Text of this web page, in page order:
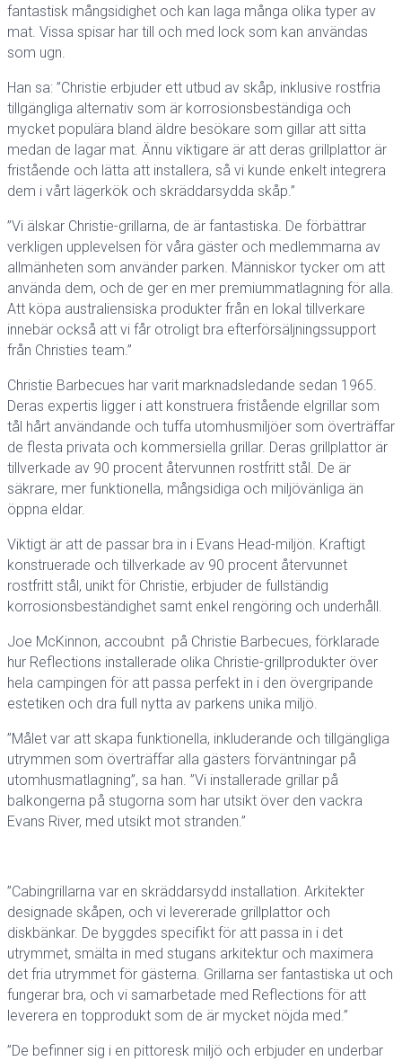
fantastisk mångsidighet och kan laga många olika typer av
mat. Vissa spisar har till och med lock som kan användas
som ugn.
Han sa: ”Christie erbjuder ett utbud av skåp, inklusive rostfria
tillgängliga alternativ som är korrosionsbeständiga och
mycket populära bland äldre besökare som gillar att sitta
medan de lagar mat. Ännu viktigare är att deras grillplattor är
fristående och lätta att installera, så vi kunde enkelt integrera
dem i vårt lägerkök och skräddarsydda skåp.”
”Vi älskar Christie-grillarna, de är fantastiska. De förbättrar
verkligen upplevelsen för våra gäster och medlemmarna av
allmänheten som använder parken. Människor tycker om att
använda dem, och de ger en mer premiummatlagning för alla.
Att köpa australiensiska produkter från en lokal tillverkare
innebär också att vi får otroligt bra efterförsäljningssupport
från Christies team.”
Christie Barbecues har varit marknadsledande sedan 1965.
Deras expertis ligger i att konstruera fristående elgrillar som
tål hårt användande och tuffa utomhusmiljöer som överträffar
de flesta privata och kommersiella grillar. Deras grillplattor är
tillverkade av 90 procent återvunnen rostfritt stål. De är
säkrare, mer funktionella, mångsidiga och miljövänliga än
öppna eldar.
Viktigt är att de passar bra in i Evans Head-miljön. Kraftigt
konstruerade och tillverkade av 90 procent återvunnet
rostfritt stål, unikt för Christie, erbjuder de fullständig
korrosionsbeständighet samt enkel rengöring och underhåll.
Joe McKinnon, accoubnt på Christie Barbecues, förklarade
hur Reflections installerade olika Christie-grillprodukter över
hela campingen för att passa perfekt in i den övergripande
estetiken och dra full nytta av parkens unika miljö.
”Målet var att skapa funktionella, inkluderande och tillgängliga
utrymmen som överträffar alla gästers förväntningar på
utomhusmatlagning”, sa han. ”Vi installerade grillar på
balkongerna på stugorna som har utsikt över den vackra
Evans River, med utsikt mot stranden.”
”Cabingrillarna var en skräddarsydd installation. Arkitekter
designade skåpen, och vi levererade grillplattor och
diskbänkar. De byggdes specifikt för att passa in i det
utrymmet, smälta in med stugans arkitektur och maximera
det fria utrymmet för gästerna. Grillarna ser fantastiska ut och
fungerar bra, och vi samarbetade med Reflections för att
leverera en topprodukt som de är mycket nöjda med.”
”De befinner sig i en pittoresk miljö och erbjuder en underbar